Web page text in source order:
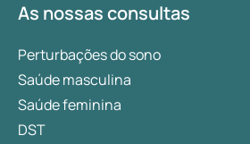
As nossas consultas
Perturbações do sono
Saúde masculina
Saúde feminina
DST